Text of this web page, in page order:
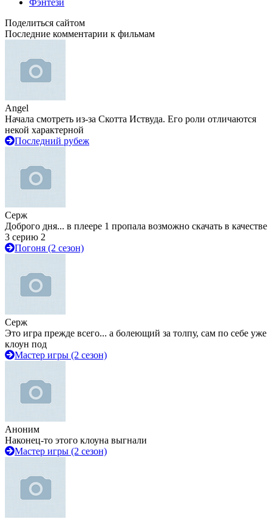
Фэнтези
Поделиться сайтом
Последние комментарии к фильмам
Angel
Начала смотреть из-за Скотта Иствуда. Его роли отличаются
некой характерной
Последний рубеж
Серж
Доброго дня... в плеере 1 пропала возможно скачать в качестве
3 серию 2
Погоня (2 сезон)
Серж
Это игра прежде всего... а болеющий за толпу, сам по себе уже
клоун под
Мастер игры (2 сезон)
Аноним
Наконец-то этого клоуна выгнали
Мастер игры (2 сезон)